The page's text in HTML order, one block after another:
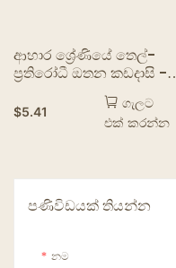
ආහාර ශ්‍රේණියේ තෙල්-
ප්‍රතිරෝධී ඔතන කඩදාසි -
පාන්, සැන්ඩ්විච්, බර්ගර් සහ
ෆ්‍රයිස් සඳහා ග්‍රීස්ප්‍රතිරෝධී
$5.41
ගැලට
එක් කරන්න
පණිවිඩයක් තියන්න
නම